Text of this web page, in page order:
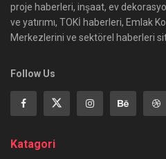
proje haberleri, inşaat, ev
ve yatırımı, TOKİ haberleri, Emlak
Merkezlerini ve sektörel haberleri
Follow Us
Katagori